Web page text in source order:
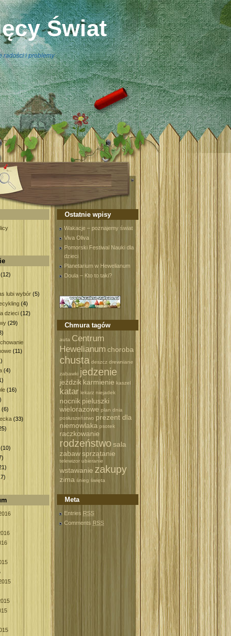
Świat
radości i problemy
(12)
lubi wybór (5)
(4)
dzieci (12)
(29)
(11)
(4)
(16)
(6)
(33)
(10)
Ostatnie wpisy
Wakacje – poznajemy świat
Viva Oliva
Pomorski Festiwal Nauki dla
dzieci
Planetarium w Hewelianum
Doula – Kto to taki?
Chmura tagów
auta Centrum
Hewelianum choroba
chusta deszcz drewniane
zabawki jedzenie
jeździk karmienie kaszel
katar lekarz niejadek
nocnik pieluszki
wielorazowe plan dnia
posłuszeństwo prezent dla
niemowlaka psotek
raczkowanie
rodzeństwo sala
zabawsprzątanie
telewizor ubieranie
wstawanie zakupy
zima śnieg święta
Meta
Entries RSS
Comments RSS